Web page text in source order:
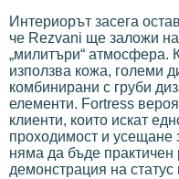
Интериорът засега
че Rezvani ще заложи
„милитъри“ атмосфера.
използва кожа, големи
комбинирани с груби
елементи. Fortress
клиенти, които искат
проходимост и усещане
няма да бъде практичен
демонстрация на статус